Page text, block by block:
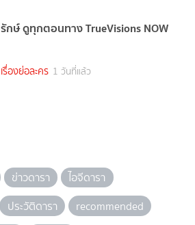
รักษ์ ดูทุกตอนทาง TrueVisions NOW
เรื่องย่อละคร 1 วันที่แล้ว
ข่าวดารา
ไอจีดารา
ประวัติดารา
recommended